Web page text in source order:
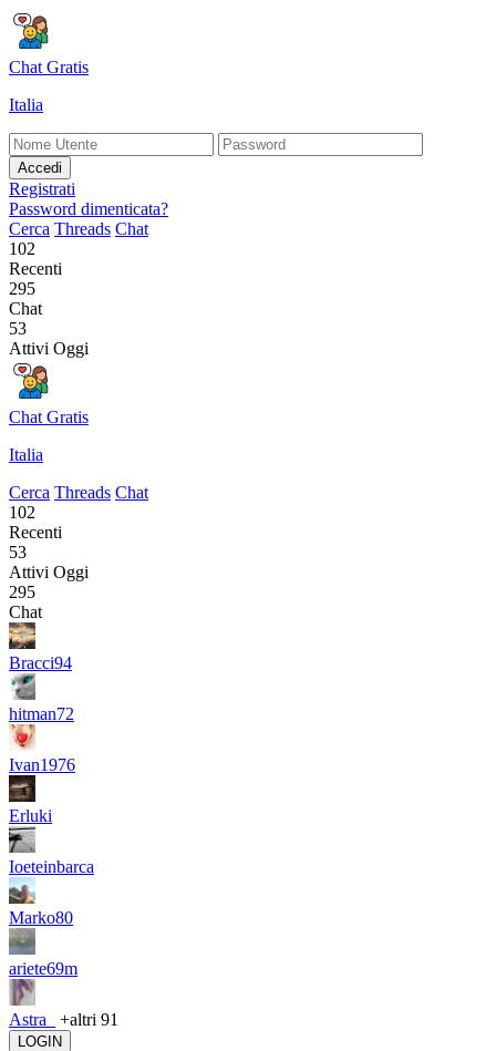
Chat Gratis
Italia
Accedi
Registrati
Password dimenticata?
Cerca Threads Chat
102
Recenti
295
Chat
53
Attivi Oggi
Chat Gratis
Italia
Cerca Threads Chat
102
Recenti
53
Attivi Oggi
295
Chat
Bracci94
hitman72
Ivan1976
Erluki
Ioeteinbarca
Marko80
ariete69m
Astra_ +altri 91
LOGIN